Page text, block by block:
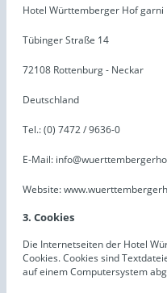
Hotel Württemberger Hof garni
Tübinger Straße 14
72108 Rottenburg - Neckar
Deutschland
Tel.: (0) 7472 / 9636-0
E-Mail:
Website:
3. Cookies
Die Internetseiten der Hotel
Cookies. Cookies sind
auf einem Computersystem